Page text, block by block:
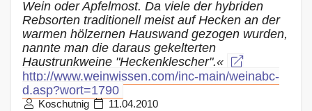
Wein oder Apfelmost. Da viele der hybriden
Rebsorten traditionell meist auf Hecken an der
warmen hölzernen Hauswand gezogen wurden,
nannte man die daraus gekelterten
Haustrunkweine "Heckenklescher".«
http://www.weinwissen.com/inc-main/weinabc-
d.asp?wort=1790
Koschutnig 11.04.2010